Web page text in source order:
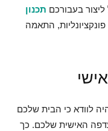
בעבורכם תכנון
התאמה
לוודא כי הבית שלכם
האישית שלכם. כך